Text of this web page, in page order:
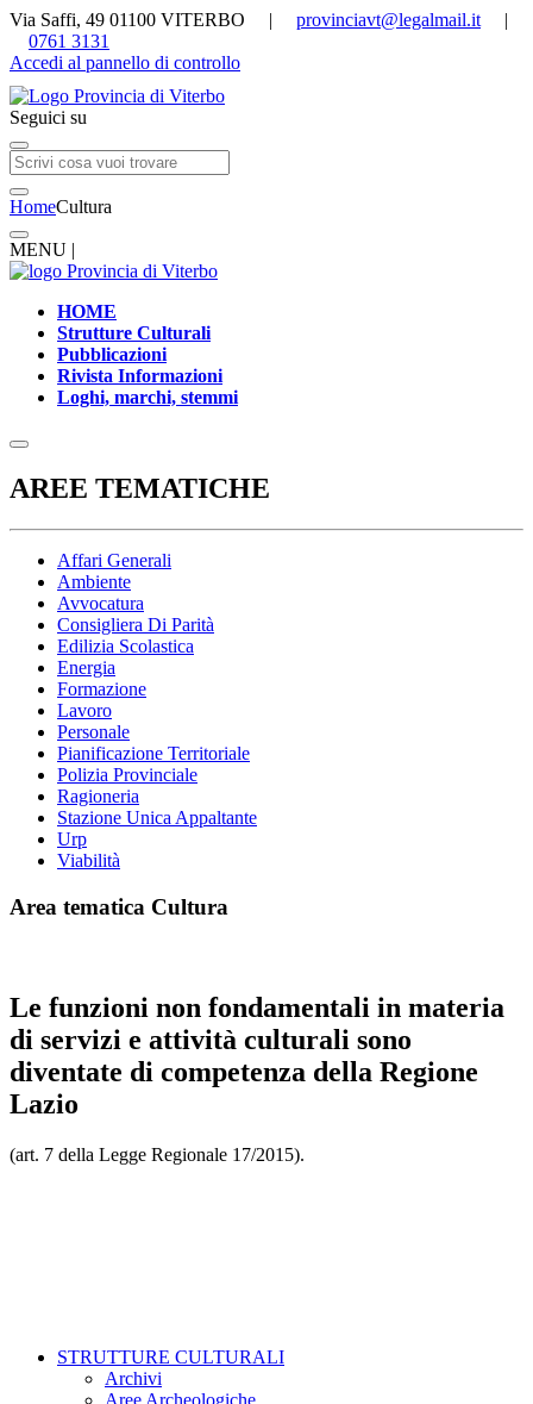
Via Saffi, 49 01100 VITERBO | provinciavt@legalmail.it |
0761 3131
Accedi al pannello di controllo
Seguici su
HomeCultura
MENU |
HOME
Strutture Culturali
Pubblicazioni
Rivista Informazioni
Loghi, marchi, stemmi
AREE TEMATICHE
Affari Generali
Ambiente
Avvocatura
Consigliera Di Parità
Edilizia Scolastica
Energia
Formazione
Lavoro
Personale
Pianificazione Territoriale
Polizia Provinciale
Ragioneria
Stazione Unica Appaltante
Urp
Viabilità
Area tematica Cultura
Le funzioni non fondamentali in materia
di servizi e attività culturali sono
diventate di competenza della Regione
Lazio
(art. 7 della Legge Regionale 17/2015).
STRUTTURE CULTURALI
Archivi
Aree Archeologiche